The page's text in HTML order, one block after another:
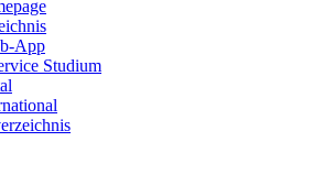
App
Studium